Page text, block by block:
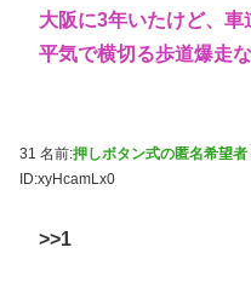
大阪に3年いたけど、
平気で横切る歩道爆走
31 名前:押しボタン式の匿名希望者
ID:xyHcamLx0
>>1